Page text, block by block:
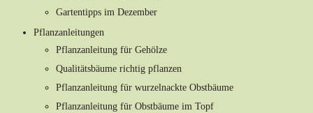
Gartentipps im Dezember
Pflanzanleitungen
Pflanzanleitung für Gehölze
Qualitätsbäume richtig pflanzen
Pflanzanleitung für wurzelnackte Obstbäume
Pflanzanleitung für Obstbäume im Topf